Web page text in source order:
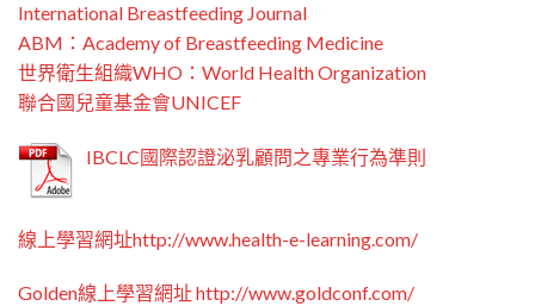
International Breastfeeding Journal
ABM：Academy of Breastfeeding Medicine
世界衛生組織WHO：World Health Organization
聯合國兒童基金會UNICEF
IBCLC國際認證泌乳顧問之專業行為準則
線上學習網址http://www.health-e-learning.com/
Golden線上學習網址 http://www.goldconf.com/